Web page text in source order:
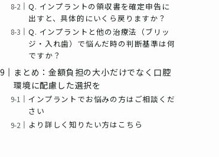
Q. インプラントの領収書を確定申告に
出すと、具体的にいくら戻りますか？
Q. インプラントと他の治療法（ブリッ
ジ・入れ歯）で悩んだ時の判断基準は何
ですか？
まとめ：金額負担の大小だけでなく口腔
環境に配慮した選択を
インプラントでお悩みの方はご相談くだ
さい
より詳しく知りたい方はこちら